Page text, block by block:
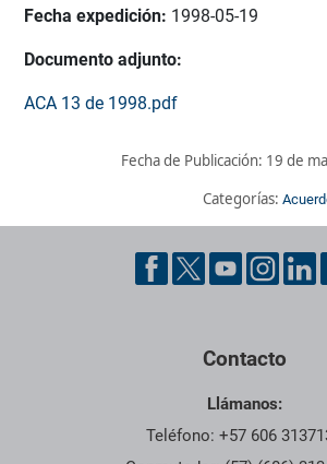
Fecha expedición: 1998-05-19
Documento adjunto:
ACA 13 de 1998.pdf
Fecha de Publicación: 19 de
Categorías:
Pie de página con información de
Contacto
Llámanos:
Teléfono: +57 606